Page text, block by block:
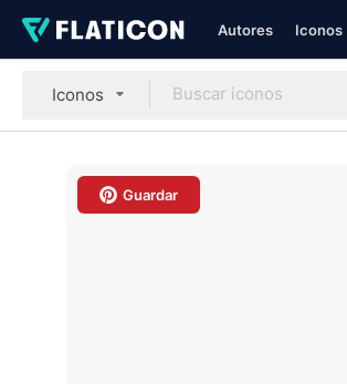
Autores Iconos
Iconos
Guardar